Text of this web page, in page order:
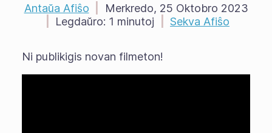
Antaŭa Afiŝo
Merkredo, 25 Oktobro 2023
Legdaŭro: 1 minutoj Sekva Afiŝo
Ni publikigis novan filmeton!